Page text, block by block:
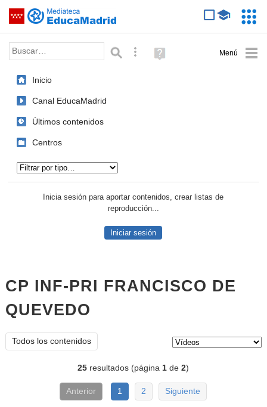
Saltar navegación
Palabra o frase: Búsqueda avanzada
Ayuda
(en
Inicio
Canal EducaMadrid
Últimos contenidos
Centros
Inicia sesión para aportar contenidos, crear listas de
reproducción...
Iniciar sesión
CP INF-PRI FRANCISCO DE
QUEVEDO
Todos los contenidos
25 resultados (página1 de2)
Anterior 1 2 Siguiente